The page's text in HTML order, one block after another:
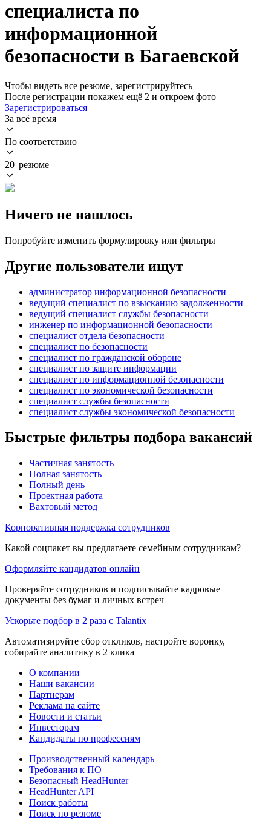
специалиста по
информационной
безопасности в Багаевской
Чтобы видеть все резюме, зарегистрируйтесь
После регистрации покажем ещё 2 и откроем фото
Зарегистрироваться
За всё время
По соответствию
20 резюме
Ничего не нашлось
Попробуйте изменить формулировку или фильтры
Другие пользователи ищут
администратор информационной безопасности
ведущий специалист по взысканию задолженности
ведущий специалист службы безопасности
инженер по информационной безопасности
специалист отдела безопасности
специалист по безопасности
специалист по гражданской обороне
специалист по защите информации
специалист по информационной безопасности
специалист по экономической безопасности
специалист службы безопасности
специалист службы экономической безопасности
Быстрые фильтры подбора вакансий
Частичная занятость
Полная занятость
Полный день
Проектная работа
Вахтовый метод
Корпоративная поддержка сотрудников
Какой соцпакет вы предлагаете семейным сотрудникам?
Оформляйте кандидатов онлайн
Проверяйте сотрудников и подписывайте кадровые
документы без бумаг и личных встреч
Ускорьте подбор в 2 раза с Talantix
Автоматизируйте сбор откликов, настройте воронку,
собирайте аналитику в 2 клика
О компании
Наши вакансии
Партнерам
Реклама на сайте
Новости и статьи
Инвесторам
Кандидаты по профессиям
Производственный календарь
Требования к ПО
Безопасный HeadHunter
HeadHunter API
Поиск работы
Поиск по резюме